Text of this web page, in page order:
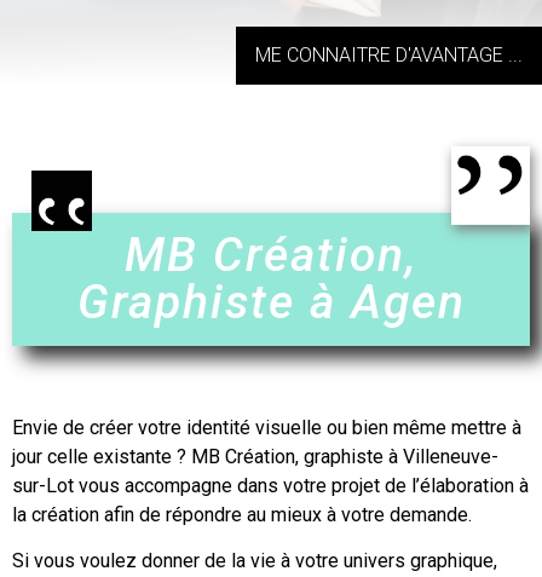
ME CONNAITRE D'AVANTAGE ...
MB Création,
Graphiste à Agen
Envie de créer votre identité visuelle ou bien même mettre à
jour celle existante ? MB Création, graphiste à Villeneuve-
sur-Lot vous accompagne dans votre projet de l’élaboration à
la création afin de répondre au mieux à votre demande.
Si vous voulez donner de la vie à votre univers graphique,